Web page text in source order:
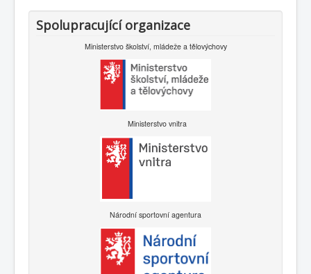
Spolupracující organizace
Ministerstvo školství, mládeže a tělovýchovy
Ministerstvo vnitra
Národní sportovní agentura